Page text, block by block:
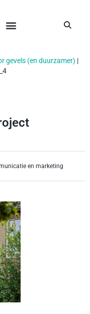
gevels (en duurzamer) |
en marketing